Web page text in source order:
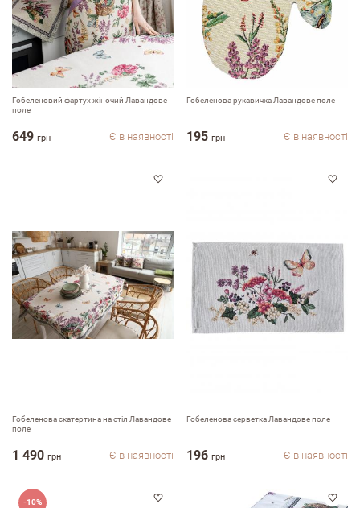
Гобеленовий фартух жіночий Лавандове
поле
649 грн Є в наявності
Гобеленова рукавичка Лавандове поле
195 грн Є в наявності
Гобеленова скатертина на стiл Лавандове
поле
1 490 грн Є в наявності
Гобеленова серветка Лавандове поле
196 грн Є в наявності
-10%